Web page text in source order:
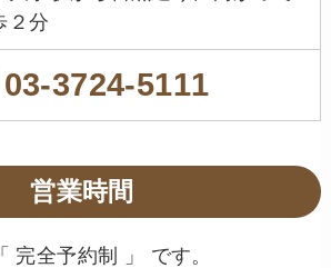
２分
03-3724-5111
営業時間
完全予約制 」 です。